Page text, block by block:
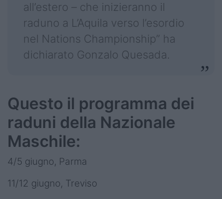
all’estero – che inizieranno il
raduno a L’Aquila verso l’esordio
nel Nations Championship” ha
dichiarato Gonzalo Quesada.
Questo il programma dei
raduni della Nazionale
Maschile:
4/5 giugno, Parma
11/12 giugno, Treviso